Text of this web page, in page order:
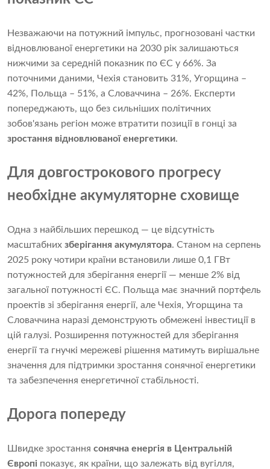
Незважаючи на потужний імпульс, прогнозовані частки
відновлюваної енергетики на 2030 рік залишаються
нижчими за середній показник по ЄС у 66%. За
поточними даними, Чехія становить 31%, Угорщина –
42%, Польща – 51%, а Словаччина – 26%. Експерти
попереджають, що без сильніших політичних
зобов'язань регіон може втратити позиції в гонці за
зростання відновлюваної енергетики.
Для довгострокового прогресу
необхідне акумуляторне сховище
Одна з найбільших перешкод — це відсутність
масштабних зберігання акумулятора. Станом на серпень
2025 року чотири країни встановили лише 0,1 ГВт
потужностей для зберігання енергії — менше 2% від
загальної потужності ЄС. Польща має значний портфель
проектів зі зберігання енергії, але Чехія, Угорщина та
Словаччина наразі демонструють обмежені інвестиції в
цій галузі. Розширення потужностей для зберігання
енергії та гнучкі мережеві рішення матимуть вирішальне
значення для підтримки зростання сонячної енергетики
та забезпечення енергетичної стабільності.
Дорога попереду
Швидке зростання сонячна енергія в Центральній
Європі показує, як країни, що залежать від вугілля,